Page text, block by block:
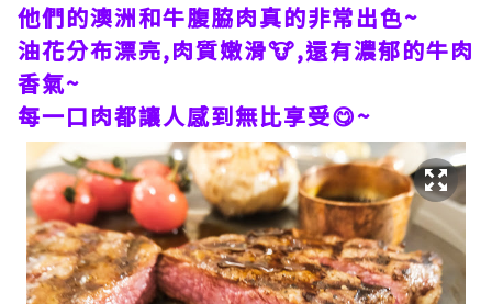
他們的澳洲和牛腹脇肉真的非常出色~
油花分布漂亮,肉質嫩滑🐮,還有濃郁的牛肉
香氣~
每一口肉都讓人感到無比享受😋~